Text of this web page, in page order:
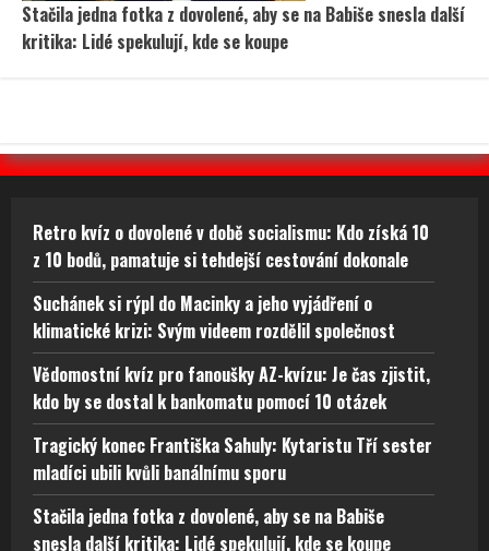
Stačila jedna fotka z dovolené, aby se na Babiše snesla další
kritika: Lidé spekulují, kde se koupe
Retro kvíz o dovolené v době socialismu: Kdo získá 10
z 10 bodů, pamatuje si tehdejší cestování dokonale
Suchánek si rýpl do Macinky a jeho vyjádření o
klimatické krizi: Svým videem rozdělil společnost
Vědomostní kvíz pro fanoušky AZ-kvízu: Je čas zjistit,
kdo by se dostal k bankomatu pomocí 10 otázek
Tragický konec Františka Sahuly: Kytaristu Tří sester
mladíci ubili kvůli banálnímu sporu
Stačila jedna fotka z dovolené, aby se na Babiše
snesla další kritika: Lidé spekulují, kde se koupe